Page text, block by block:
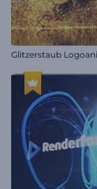
Glitzerstaub